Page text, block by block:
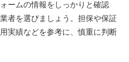
ームの情報をしっかりと確認
者を選びましょう。担保や保証
実績などを参考に、慎重に判断